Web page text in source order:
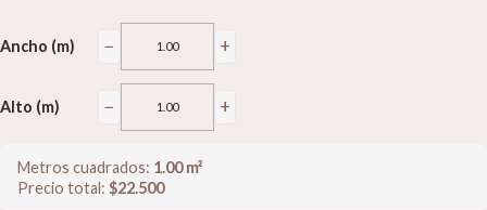
Ancho (m) − +
Alto (m) − +
Metros cuadrados: 1.00m²
Precio total: $22.500